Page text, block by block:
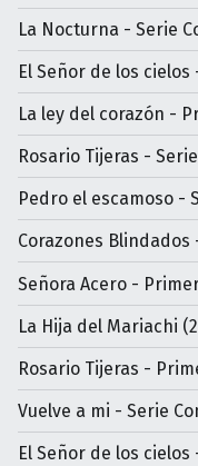
La Nocturna - Serie
El Señor de los
La ley del corazón -
Rosario Tijeras -
Pedro el escamoso -
Corazones Blindados
Señora Acero -
La Hija del Mariachi
Rosario Tijeras -
Vuelve a mi - Serie
El Señor de los